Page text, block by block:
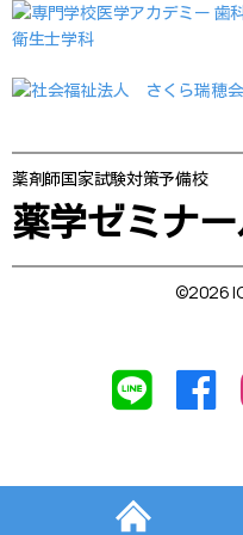
薬剤師国家試験対策予備校
薬学ゼミナ
©2026